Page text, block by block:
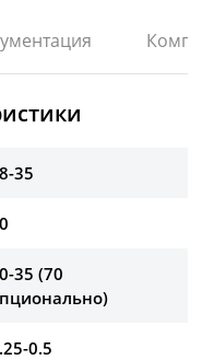
35
35 (70
0.5